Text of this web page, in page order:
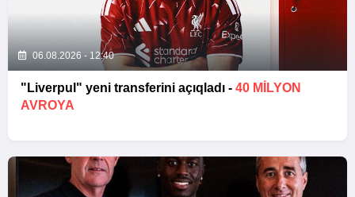
06.08.2026 - 12:40
"Liverpul" yeni transferini açıqladı - 40 MILYON
AVROYA